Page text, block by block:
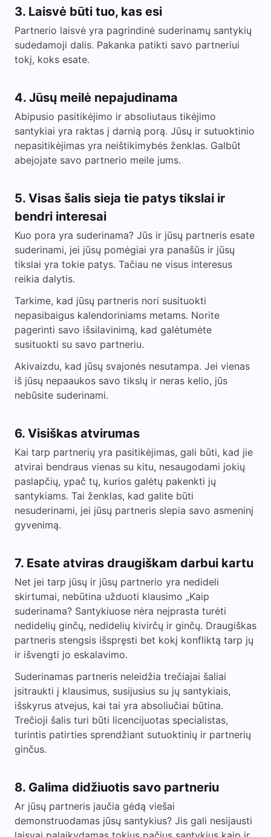
3. Laisvė būti tuo, kas esi
Partnerio laisvė yra pagrindinė suderinamų santykių
sudedamoji dalis. Pakanka patikti savo partneriui
tokį, koks esate.
4. Jūsų meilė nepajudinama
Abipusio pasitikėjimo ir absoliutaus tikėjimo
santykiai yra raktas į darnią porą. Jūsų ir sutuoktinio
nepasitikėjimas yra neištikimybės ženklas. Galbūt
abejojate savo partnerio meile jums.
5. Visas šalis sieja tie patys tikslai ir
bendri interesai
Kuo pora yra suderinama? Jūs ir jūsų partneris esate
suderinami, jei jūsų pomėgiai yra panašūs ir jūsų
tikslai yra tokie patys. Tačiau ne visus interesus
reikia dalytis.
Tarkime, kad jūsų partneris nori susituokti
nepasibaigus kalendoriniams metams. Norite
pagerinti savo išsilavinimą, kad galėtumėte
susituokti su savo partneriu.
Akivaizdu, kad jūsų svajonės nesutampa. Jei vienas
iš jūsų nepaaukos savo tikslų ir neras kelio, jūs
nebūsite suderinami.
6. Visiškas atvirumas
Kai tarp partnerių yra pasitikėjimas, gali būti, kad jie
atvirai bendraus vienas su kitu, nesaugodami jokių
paslapčių, ypač tų, kurios galėtų pakenkti jų
santykiams. Tai ženklas, kad galite būti
nesuderinami, jei jūsų partneris slepia savo asmeninį
gyvenimą.
7. Esate atviras draugiškam darbui kartu
Net jei tarp jūsų ir jūsų partnerio yra nedideli
skirtumai, nebūtina užduoti klausimo „Kaip
suderinama? Santykiuose nėra neįprasta turėti
nedidelių ginčų, nedidelių kivirčų ir ginčų. Draugiškas
partneris stengsis išspręsti bet kokį konfliktą tarp jų
ir išvengti jo eskalavimo.
Suderinamas partneris neleidžia trečiajai šaliai
įsitraukti į klausimus, susijusius su jų santykiais,
išskyrus atvejus, kai tai yra absoliučiai būtina.
Trečioji šalis turi būti licencijuotas specialistas,
turintis patirties sprendžiant sutuoktinių ir partnerių
ginčus.
8. Galima didžiuotis savo partneriu
Ar jūsų partneris jaučia gėdą viešai
demonstruodamas jūsų santykius? Jis gali nesijausti